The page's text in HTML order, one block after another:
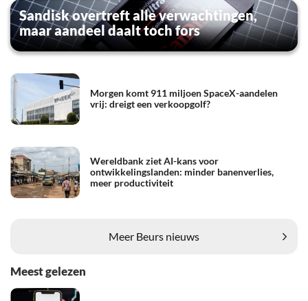
Sandisk overtreft alle verwachtingen,
maar aandeel daalt toch fors
Morgen komt 911 miljoen SpaceX-aandelen
vrij: dreigt een verkoopgolf?
Wereldbank ziet AI-kans voor
ontwikkelingslanden: minder banenverlies,
meer productiviteit
Meer Beurs nieuws
Meest gelezen